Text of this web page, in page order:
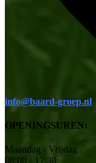
info@baard-groep.nl
OPENINGSUREN:
Maandag - Vrijdag
08:00 - 17:30